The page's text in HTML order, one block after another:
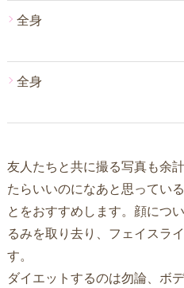
全身
全身
友人たちと共に撮る写真も余
たらいいのになあと思ってい
とをおすすめします。顔につ
るみを取り去り、フェイスラ
す。
ダイエットするのは勿論、ボ